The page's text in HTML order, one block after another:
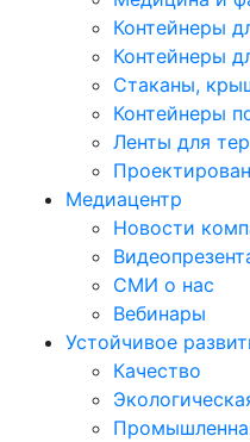
Контейнеры
Контейнеры
Стаканы,
Контейнеры
Ленты для
Медиацентр
Новости
СМИ о нас
Вебинары
Устойчивое
Качество